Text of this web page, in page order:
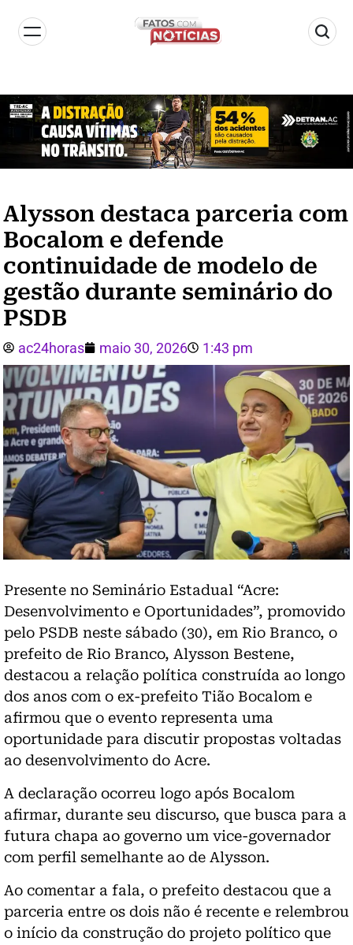
Alysson destaca parceria com
Bocalom e defende
continuidade de modelo de
gestão durante seminário do
PSDB
ac24horas maio 30, 2026 1:43 pm
Presente no Seminário Estadual “Acre:
Desenvolvimento e Oportunidades”, promovido
pelo PSDB neste sábado (30), em Rio Branco, o
prefeito de Rio Branco, Alysson Bestene,
destacou a relação política construída ao longo
dos anos com o ex-prefeito Tião Bocalom e
afirmou que o evento representa uma
oportunidade para discutir propostas voltadas
ao desenvolvimento do Acre.
A declaração ocorreu logo após Bocalom
afirmar, durante seu discurso, que busca para a
futura chapa ao governo um vice-governador
com perfil semelhante ao de Alysson.
Ao comentar a fala, o prefeito destacou que a
parceria entre os dois não é recente e relembrou
o início da construção do projeto político que